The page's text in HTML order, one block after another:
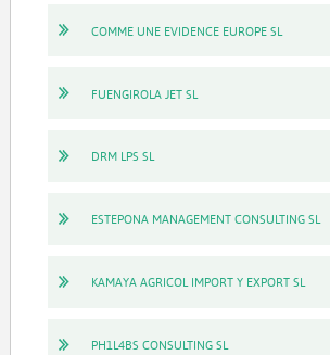
COMME UNE EVIDENCE EUROPE SL
FUENGIROLA JET SL
DRM LPS SL
ESTEPONA MANAGEMENT CONSULTING SL
KAMAYA AGRICOL IMPORT Y EXPORT SL
PH1L4BS CONSULTING SL